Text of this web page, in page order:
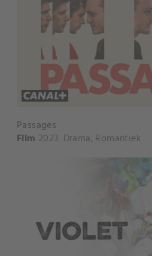
Passages
Film 2023 Drama, Romantiek